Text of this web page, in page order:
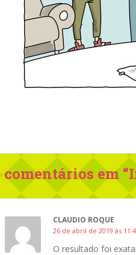
comentários em “
CLAUDIO ROQUE
26 de abril de 2019 às
O resultado foi